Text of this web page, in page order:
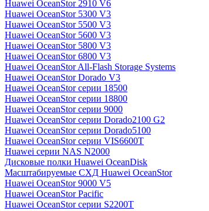
Huawei OceanStor 2910 V6
Huawei OceanStor 5300 V3
Huawei OceanStor 5500 V3
Huawei OceanStor 5600 V3
Huawei OceanStor 5800 V3
Huawei OceanStor 6800 V3
Huawei OceanStor All-Flash Storage Systems
Huawei OceanStor Dorado V3
Huawei OceanStor серии 18500
Huawei OceanStor серии 18800
Huawei OceanStor серии 9000
Huawei OceanStor серии Dorado2100 G2
Huawei OceanStor серии Dorado5100
Huawei OceanStor серии VIS6600T
Huawei серии NAS N2000
Дисковые полки Huawei OceanDisk
Масштабируемые СХД Huawei OceanStor
Huawei OceanStor 9000 V5
Huawei OceanStor Pacific
Huawei OceanStor серии S2200T